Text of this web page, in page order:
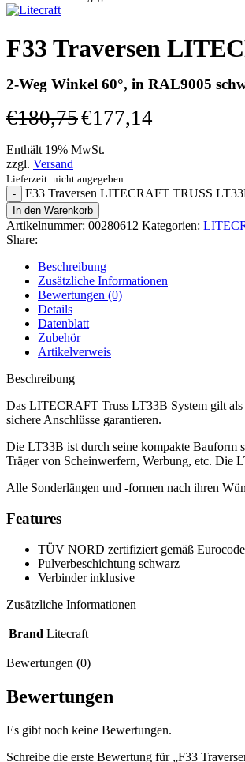
F33 Traversen
2-Weg Winkel 60°, in RAL9005
€180,75€177,14
Enthält 19% MwSt.
zzgl. Versand
Lieferzeit: nicht angegeben
F33 Traversen LITECRAFT TRUSS
In den Warenkorb
Artikelnummer: 00280612 Kategorien:
Share:
Beschreibung
Zusätzliche Informationen
Bewertungen (0)
Details
Datenblatt
Zubehör
Artikelverweis
Beschreibung
Das LITECRAFT Truss LT33B System gilt als
sichere Anschlüsse garantieren.
Die LT33B ist durch seine kompakte Bauform
Träger von Scheinwerfern, Werbung, etc. Die
Alle Sonderlängen und -formen nach ihren
Features
TÜV NORD zertifiziert gemäß
Pulverbeschichtung schwarz
Verbinder inklusive
Zusätzliche Informationen
Brand Litecraft
Bewertungen (0)
Bewertungen
Es gibt noch keine Bewertungen.
Schreibe die erste Bewertung für „F33